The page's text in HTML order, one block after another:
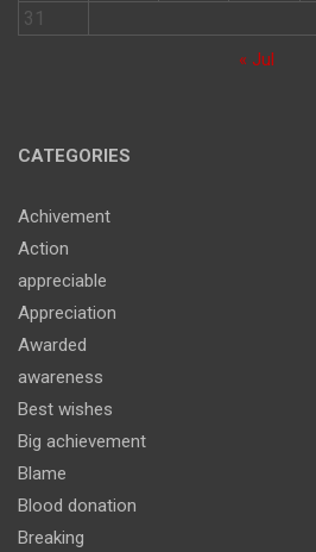
31
« Jul
CATEGORIES
Achivement
Action
appreciable
Appreciation
Awarded
awareness
Best wishes
Big achievement
Blame
Blood donation
Breaking